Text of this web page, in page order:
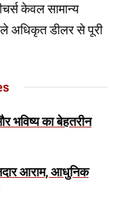
केवल सामान्य
अधिकृत डीलर से पूरी
का बेहतरीन
आराम, आधुनिक